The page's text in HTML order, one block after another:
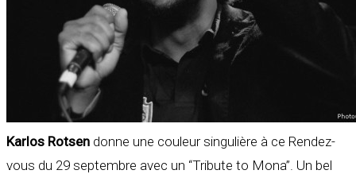
Karlos Rotsen donne une couleur singulière à ce Rendez-
vous du 29 septembre avec un “Tribute to Mona”. Un bel